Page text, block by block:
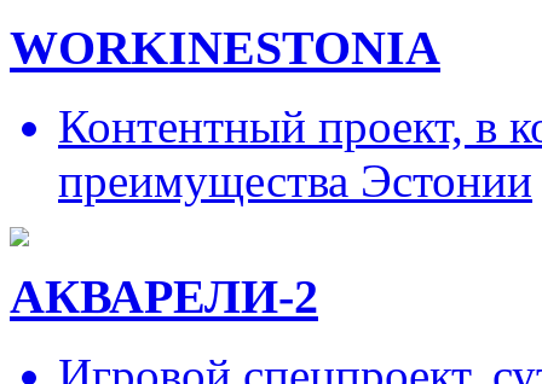
WORKINESTONIA
Контентный проект, в
преимущества Эстонии
АКВАРЕЛИ-2